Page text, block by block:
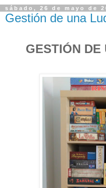
sábado, 26 de mayo de
Gestión de una
GESTIÓN DE